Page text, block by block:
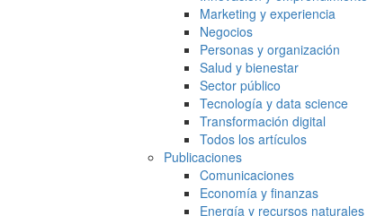
Marketing y experiencia
Negocios
Personas y organización
Salud y bienestar
Sector público
Tecnología y data science
Transformación digital
Todos los artículos
Publicaciones
Comunicaciones
Economía y finanzas
Energía y recursos naturales